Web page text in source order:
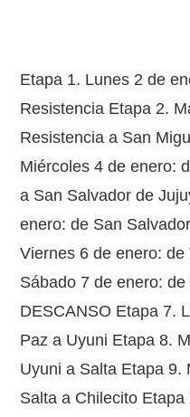
Etapa 1. Lunes 2 de
Resistencia Etapa 2.
Resistencia a San
Miércoles 4 de enero:
a San Salvador de
enero: de San
Viernes 6 de enero:
Sábado 7 de enero:
DESCANSO Etapa 7.
Paz a Uyuni Etapa 8.
Uyuni a Salta Etapa 9.
Salta a Chilecito